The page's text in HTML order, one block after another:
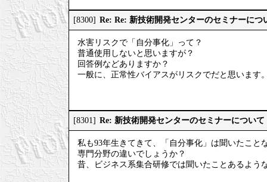
[8300] Re: Re: 新技術開発センターのセミナーにつ
水害リスクで「自分事化」って？
普通使用しないと思いますが？
回答例などありますか？
一般に、正常性バイアスがリスクでだと思います
[8301] Re: 新技術開発センターのセミナーについて
私も93年生きてきて、「自分事化」は聞いたこと
専門分野の違いでしょうか？
昔、ビジネス系集合研修では聞いたことあるよう